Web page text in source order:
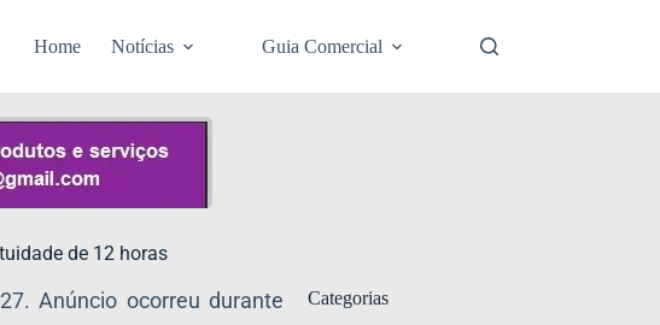
Home Notícias Guia Comercial
de 12 horas
Anúncio ocorreu durante
Categorias